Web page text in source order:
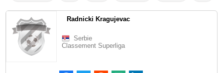
Radnicki Kragujevac
Serbie
Classement Superliga